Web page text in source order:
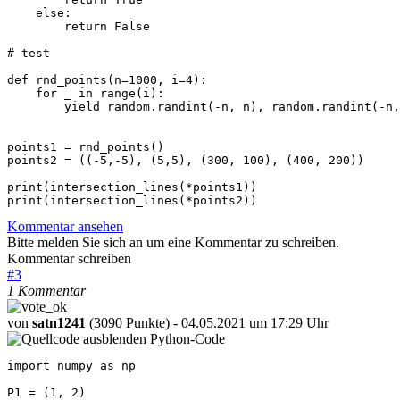
    else:
        return False
# test
def rnd_points(n=1000, i=4):
    for _ in range(i):
yield random.randint(-n, n), random.randint(-
points1 = rnd_points()
points2 = ((-5,-5), (5,5), (300, 100), (400, 200))
print(intersection_lines(*points1))
Kommentar ansehen
Bitte melden Sie sich an um eine Kommentar zu schreiben.
Kommentar schreiben
#3
1 Kommentar
von satn1241 (3090 Punkte) - 04.05.2021 um 17:29 Uhr
Python-Code
import numpy as np
P1 = (1, 2)